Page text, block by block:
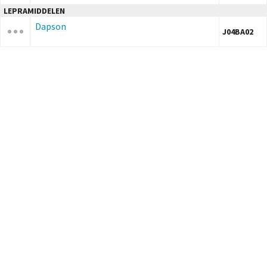
LEPRAMIDDELEN
Dapson J04BA02